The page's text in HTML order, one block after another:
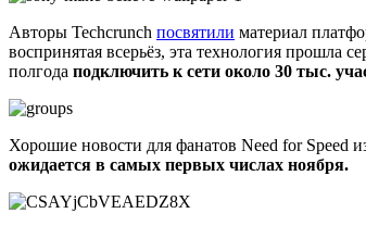
Авторы Techcrunch посвятили материал
воспринятая всерьёз, эта технология прошла
полгода подключить к сети около 30 тыс.
Хорошие новости для фанатов Need for Speed
ожидается в самых первых числах ноября.